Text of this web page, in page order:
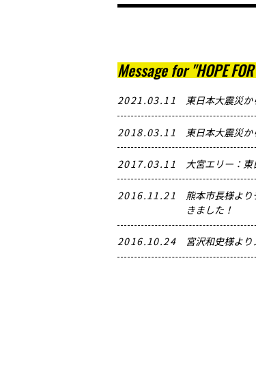
Message for "HOPE
2021.03.11 東日本大震災
2018.03.11 東日本大震災
2017.03.11 大宮エリー：
2016.11.21
熊本市長様よ
きました！
2016.10.24 宮沢和史様よ